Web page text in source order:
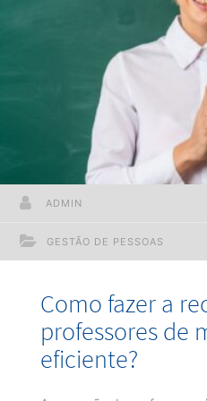
GESTÃO DE PESSOAS
ADMIN
Como fazer a
professores de
eficiente?